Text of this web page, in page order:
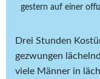
gestern auf einer
Drei Stunden
gezwungen
viele Männer in